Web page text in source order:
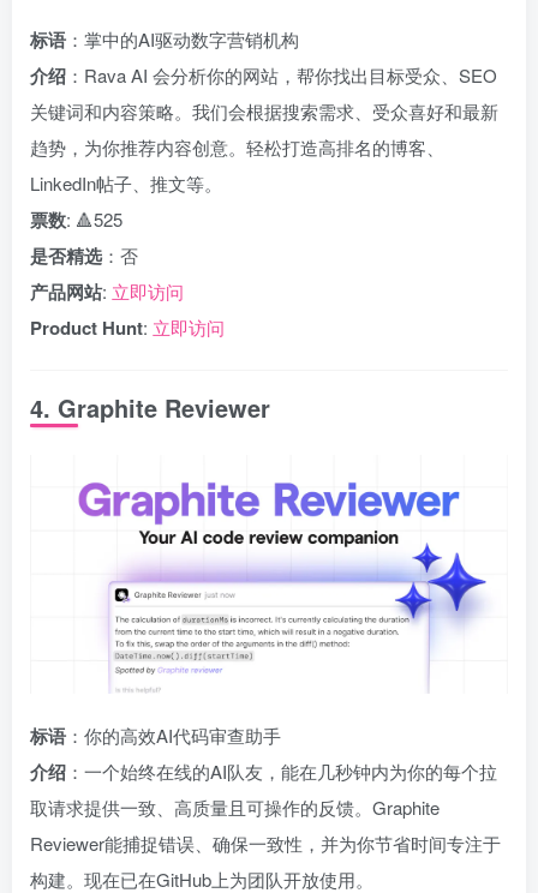
标语 ：掌中的AI驱动数字营销机构
介绍 ：Rava AI 会分析你的网站，帮你找出目标受众、SEO
关键词和内容策略。我们会根据搜索需求、受众喜好和最新
趋势，为你推荐内容创意。轻松打造高排名的博客、
LinkedIn帖子、推文等。
票数: 🔺525
是否精选 ：否
产品网站: 立即访问
Product Hunt: 立即访问
4. Graphite Reviewer
标语 ：你的高效AI代码审查助手
介绍 ：一个始终在线的AI队友，能在几秒钟内为你的每个拉
取请求提供一致、高质量且可操作的反馈。Graphite
Reviewer能捕捉错误、确保一致性，并为你节省时间专注于
构建。现在已在GitHub上为团队开放使用。